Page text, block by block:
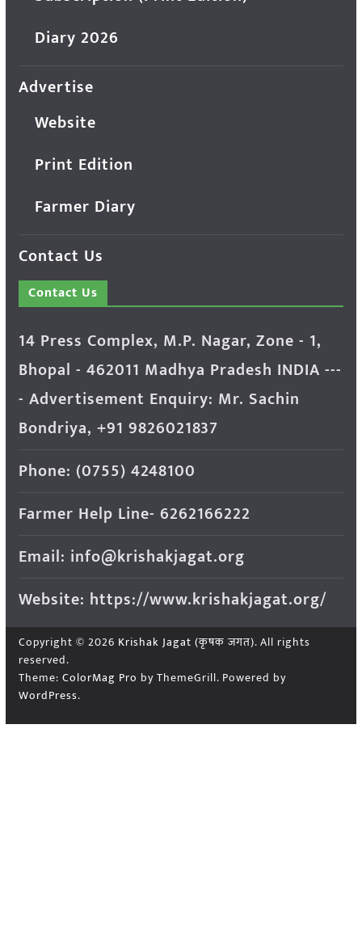
Diary 2026
Advertise
Website
Print Edition
Farmer Diary
Contact Us
Contact Us
14 Press Complex, M.P. Nagar, Zone - 1,
Bhopal - 462011 Madhya Pradesh INDIA ---
- Advertisement Enquiry: Mr. Sachin
Bondriya, +91 9826021837
Phone: (0755) 4248100
Farmer Help Line- 6262166222
Email: info@krishakjagat.org
Website: https://www.krishakjagat.org/
Copyright © 2026 Krishak Jagat (कृषक जगत). All rights
reserved.
Theme: ColorMag Pro by ThemeGrill. Powered by
WordPress.